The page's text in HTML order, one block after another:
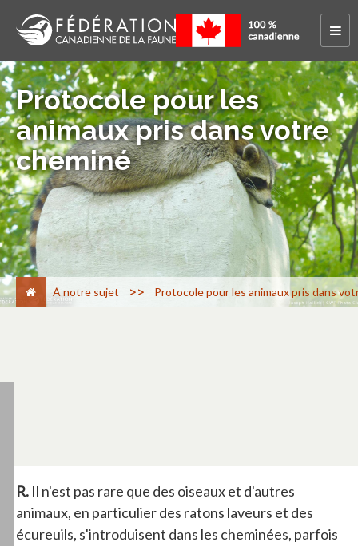
Protocole pour les
animaux pris dans votre
cheminé
À notre sujet > Protocole pour les animaux pris dans
R. Il n'est pas rare que des oiseaux et d'autres
animaux, en particulier des ratons laveurs et des
écureuils, s'introduisent dans les cheminées, parfois